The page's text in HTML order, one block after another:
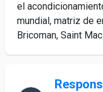
el
mundial, matriz de
Bricoman, Saint